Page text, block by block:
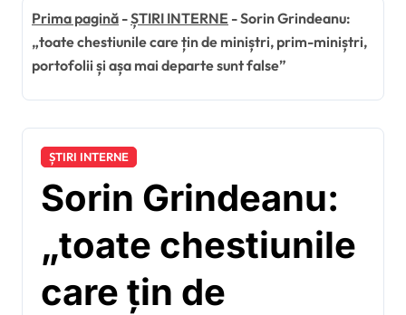
Prima pagină -ȘTIRI INTERNE -Sorin Grindeanu:
„toate chestiunile care țin de miniștri, prim-miniștri,
portofolii și așa mai departe sunt false”
ȘTIRI INTERNE
Sorin Grindeanu:
„toate chestiunile
care țin de